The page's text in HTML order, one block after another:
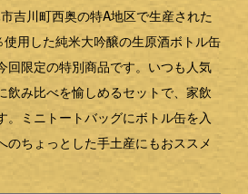
吉川町西奥の特A地区で生産された
用した純米大吟醸の生原酒ボトル缶
回限定の特別商品です。いつも人気
飲み比べを愉しめるセットで、家飲
。ミニトートバッグにボトル缶を入
のちょっとした手土産にもおススメ